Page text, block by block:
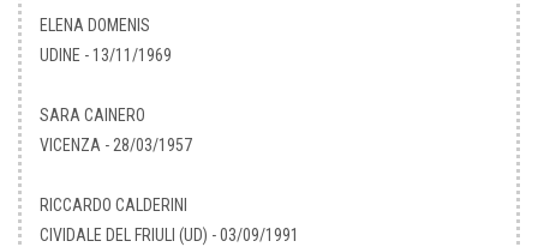
ELENA DOMENIS
UDINE - 13/11/1969
SARA CAINERO
VICENZA - 28/03/1957
RICCARDO CALDERINI
CIVIDALE DEL FRIULI (UD) - 03/09/1991